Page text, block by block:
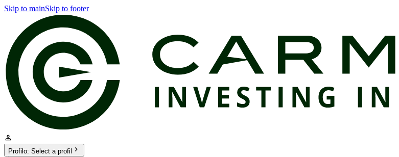
Skip to mainSkip to footer
Profilo: Select a profil